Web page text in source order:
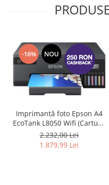
-16% NOU
Imprimantă foto Epson A4
EcoTank L8050 Wifi (Cartuse
de mare capacitate) #
2.232,00 Lei
1.879,99 Lei